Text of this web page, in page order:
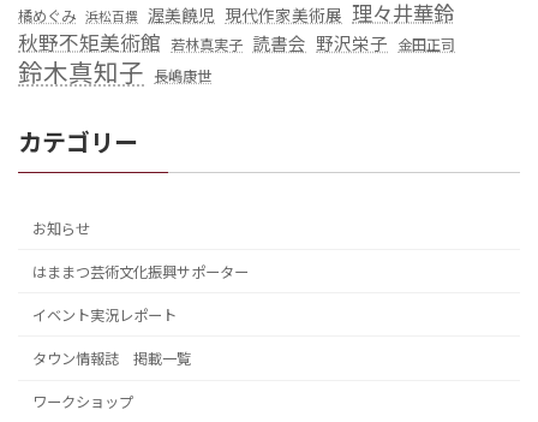
橘めぐみ 浜松百撰 渥美饒児 現代作家美術展 理々井華鈴
秋野不矩美術館 若林真実子 読書会 野沢栄子 金田正司
鈴木真知子 長嶋康世
カテゴリー
お知らせ
はままつ芸術文化振興サポーター
イベント実況レポート
タウン情報誌 掲載一覧
ワークショップ